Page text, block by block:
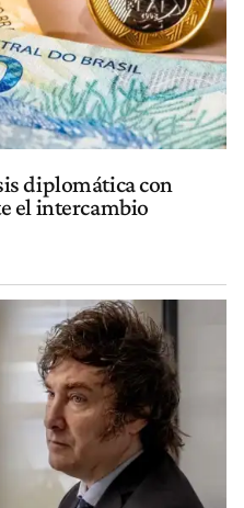
diplomática con
el intercambio